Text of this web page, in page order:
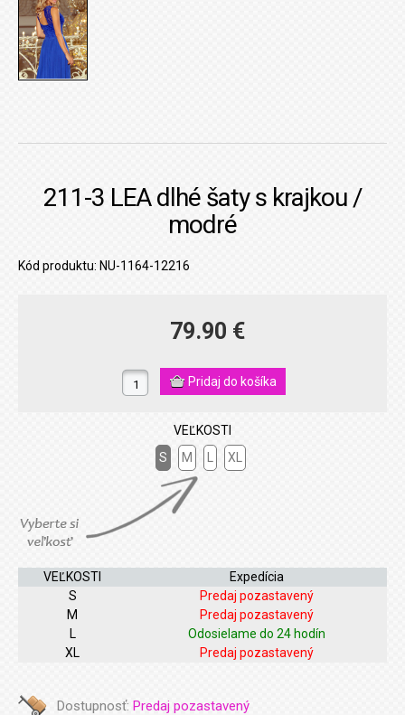
211-3 LEA dlhé šaty s krajkou /
modré
Kód produktu: NU-1164-12216
79.90 €
VEĽKOSTI
S
M XL
VEĽKOSTI
Expedícia
S
Predaj pozastavený
M
Predaj pozastavený
L
Odosielame do 24 hodín
XL
Predaj pozastavený
Dostupnosť: Predaj pozastavený